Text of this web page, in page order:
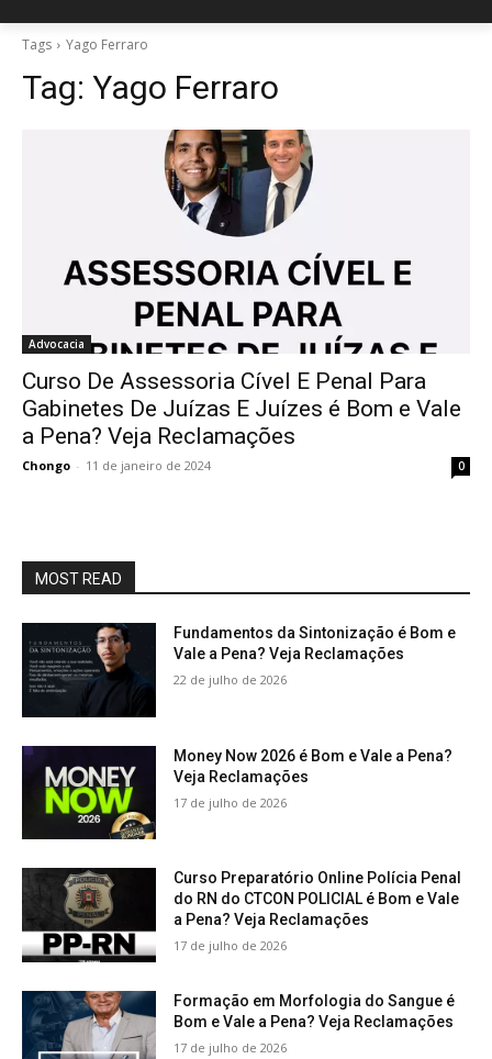
Tags Yago Ferraro
Tag: Yago Ferraro
Advocacia
Curso De Assessoria Cível E Penal Para
Gabinetes De Juízas E Juízes é Bom e Vale
a Pena? Veja Reclamações
Chongo - 11 de janeiro de 2024 0
MOST READ
Fundamentos da Sintonização é Bom e
Vale a Pena? Veja Reclamações
22 de julho de 2026
Money Now 2026 é Bom e Vale a Pena?
Veja Reclamações
17 de julho de 2026
Curso Preparatório Online Polícia Penal
do RN do CTCON POLICIAL é Bom e Vale
a Pena? Veja Reclamações
17 de julho de 2026
Formação em Morfologia do Sangue é
Bom e Vale a Pena? Veja Reclamações
17 de julho de 2026